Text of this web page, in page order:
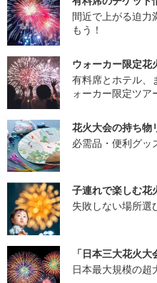
間近で上がる迫力
もう！
ウォーカー限定花
有料席とホテル、
ォーカー限定ツア
花火大会の持ち物
必需品・便利グッ
子連れで楽しむ花
失敗しない場所選
「日本三大花火大
日本最大規模の超